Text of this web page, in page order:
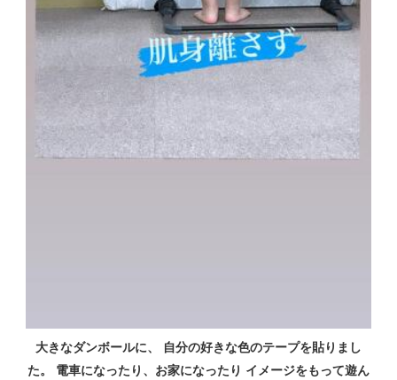
大きなダンボールに、 自分の好きな色のテープを貼りまし
た。 電車になったり、お家になったり イメージをもって遊ん